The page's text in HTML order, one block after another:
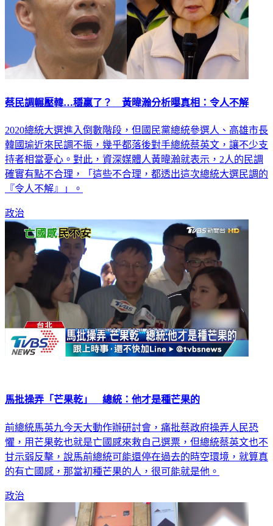
蔡民調輾壓韓…穩贏了？ 黃暐瀚分析曝真相：令人不解
2020總統大選進入倒數階段，但國民黨總統參選人、高雄市長
韓國瑜近來民調不振，幾乎都落後對手總統蔡英文，讓不少支
持者相當憂心。對此，資深媒體人黃暐瀚就表示，2人的民調
確實有點不合理，「這些不合理，都透出這次總統大選民調的
『令人不解』」。
政治
馬批操弄「芒果乾」 總統：他才是種芒果的
前總統馬英九今天大動作辦研討會，痛批蔡政府操弄人民恐
懼，用芒果乾也就是亡國感來救自己選票，但總統蔡英文也不
甘示弱反擊，說馬前總統可能還停在過去的時空環境，就算真
的有亡國感，那當初種芒果的人，很可能就是他。
政治